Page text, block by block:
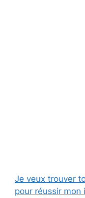
Je veux trouver
pour réussir mon